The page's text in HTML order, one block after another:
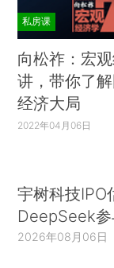
私房课
向松祚：宏
讲，带你了
经济大局
2022年04月06日
宇树科技IPO
DeepSeek
2026年08月06日